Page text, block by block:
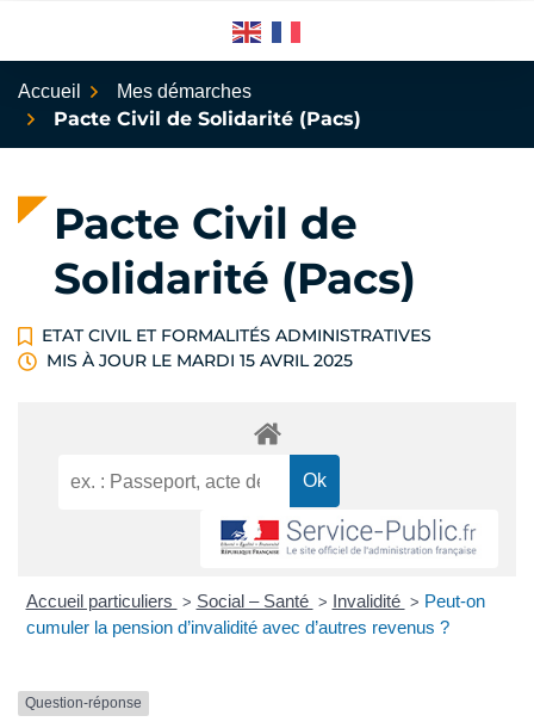
Accueil
Mes démarches
Pacte Civil de Solidarité (Pacs)
Pacte Civil de
Solidarité (Pacs)
ETAT CIVIL ET FORMALITÉS ADMINISTRATIVES
MIS À JOUR LE MARDI 15 AVRIL 2025
Accueil particuliers > Social – Santé > Invalidité > Peut-on
cumuler la pension d’invalidité avec d’autres revenus ?
Question-réponse